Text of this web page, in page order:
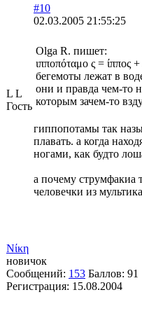
L L
Гость
#10
02.03.2005 21:55:25
Olga R. пишет:
ιπποπόταμο ς = ίππος
бегемоты лежат в
они и правда чем-то
которым зачем-то
гиппопотамы так
плавать. а когда
ногами, как будто
а почему струмфакиа
человечки из
Νίκη
новичок
Сообщений: 153 Баллов: 91
Регистрация: 15.08.2004